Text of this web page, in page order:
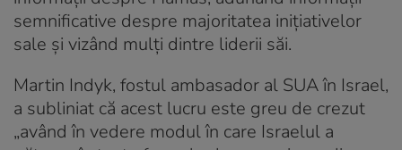
semnificative despre majoritatea inițiativelor
sale și vizând mulți dintre liderii săi.
Martin Indyk, fostul ambasador al SUA în Israel,
a subliniat că acest lucru este greu de crezut
„având în vedere modul în care Israelul a